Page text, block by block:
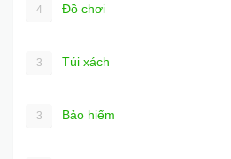
4 Đồ chơi
3 Túi xách
3 Bảo hiểm